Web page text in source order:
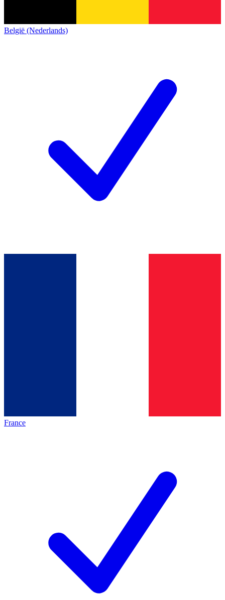
België (Nederlands)
France